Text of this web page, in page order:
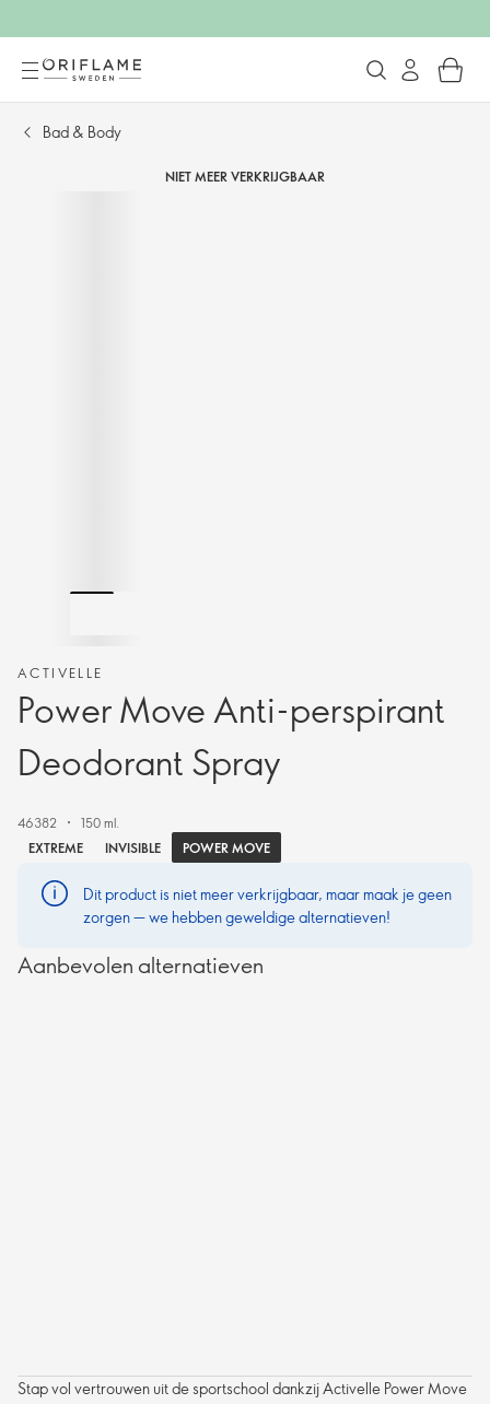
Bad & Body
NIET MEER VERKRIJGBAAR
ACTIVELLE
Power Move Anti-perspirant
Deodorant Spray
46382
150 ml.
EXTREME
INVISIBLE POWER MOVE
Dit product is niet meer verkrijgbaar, maar maak je geen
zorgen — we hebben geweldige alternatieven!
Aanbevolen alternatieven
Stap vol vertrouwen uit de sportschool dankzij Activelle Power Move